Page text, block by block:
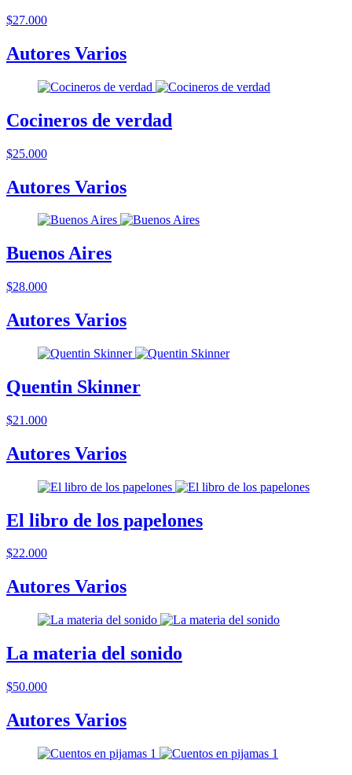
$27.000
Autores Varios
Cocineros de verdad
$25.000
Autores Varios
Buenos Aires
$28.000
Autores Varios
Quentin Skinner
$21.000
Autores Varios
El libro de los papelones
$22.000
Autores Varios
La materia del sonido
$50.000
Autores Varios